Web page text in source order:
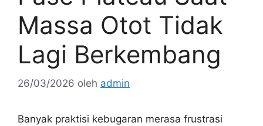
Massa Otot Tidak
Lagi Berkembang
26/03/2026 oleh admin
Banyak praktisi kebugaran merasa frustrasi